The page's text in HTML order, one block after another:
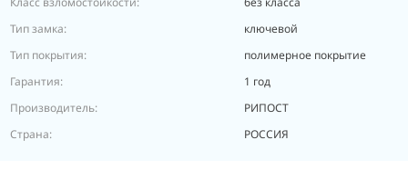
Тип замка:
ключевой
Тип покрытия:
полимерное покрытие
Гарантия:
1 год
Производитель:
РИПОСТ
Страна:
РОССИЯ